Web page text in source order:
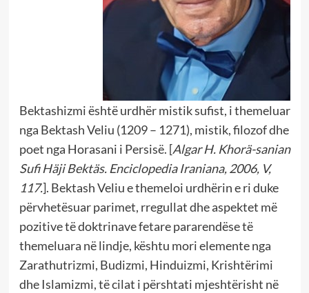
Bektashizmi është urdhër mistik sufist, i themeluar
nga Bektash Veliu (1209 – 1271), mistik, filozof dhe
poet nga Horasani i Persisë. [Algar H. Khorä-sanian
Sufi Häji Bektäs. Enciclopedia Iraniana, 2006, V,
117.]. Bektash Veliu e themeloi urdhërin e ri duke
përvhetësuar parimet, rregullat dhe aspektet më
pozitive të doktrinave fetare pararendëse të
themeluara në lindje, kështu mori elemente nga
Zarathutrizmi, Budizmi, Hinduizmi, Krishtërimi
dhe Islamizmi, të cilat i përshtati mjeshtërisht në